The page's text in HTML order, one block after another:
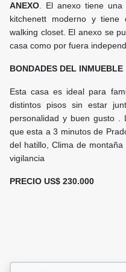
ANEXO . El anexo tiene
kitchenett moderno y
walking closet. El anexo se
casa como por fuera
BONDADES DEL INMUEBLE
Esta casa es ideal para
distintos pisos sin estar
personalidad y buen gusto .
que esta a 3 minutos de
del hatillo, Clima de
vigilancia
PRECIO US$ 230.000